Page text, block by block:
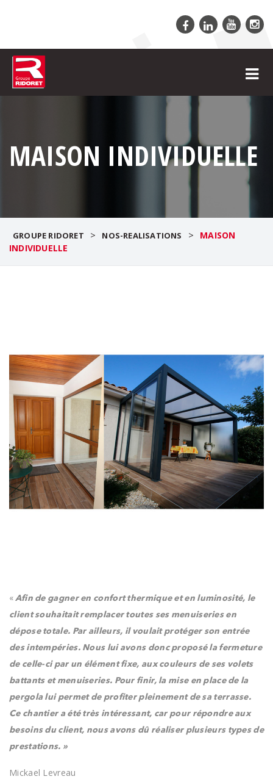
MAISON INDIVIDUELLE
GROUPE RIDORET > NOS-REALISATIONS >
MAISON
INDIVIDUELLE
« Afin de gagner en confort thermique et en luminosité, le
client souhaitait remplacer toutes ses menuiseries en
dépose totale. Par ailleurs, il voulait protéger son entrée
des intempéries. Nous lui avons donc proposé la fermeture
de celle-ci par un élément fixe, aux couleurs de ses volets
battants et menuiseries. Pour finir, la mise en place de la
pergola lui permet de profiter pleinement de sa terrasse.
Ce chantier a été très intéressant, car pour répondre aux
besoins du client, nous avons dû réaliser plusieurs types de
prestations. »
Mickael Levreau